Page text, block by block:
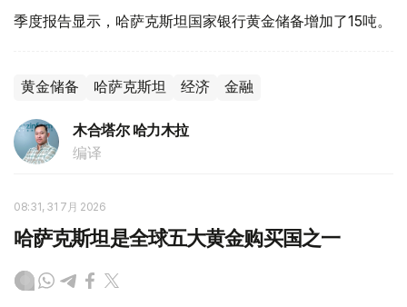
季度报告显示，哈萨克斯坦国家银行黄金储备增加了15吨。
黄金储备 哈萨克斯坦 经济 金融
木合塔尔 哈力木拉
编译
08:31, 31 7月 2026
哈萨克斯坦是全球五大黄金购买国之一